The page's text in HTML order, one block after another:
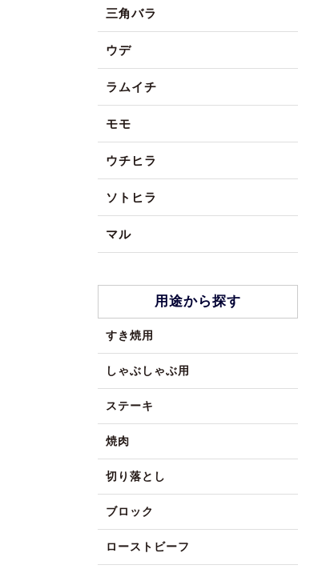
三角バラ
ウデ
ラムイチ
モモ
ウチヒラ
ソトヒラ
マル
用途から探す
すき焼用
しゃぶしゃぶ用
ステーキ
焼肉
切り落とし
ブロック
ローストビーフ